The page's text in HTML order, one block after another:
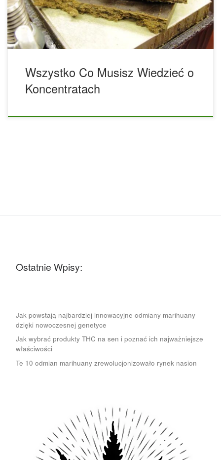
Koncentraty z marihuany stały się w ostatnich latach coraz
bardziej popularne ze względu na oferowanie […]
Wszystko Co Musisz Wiedzieć o
Koncentratach
Ostatnie Wpisy:
Jak powstają najbardziej innowacyjne odmiany marihuany
dzięki nowoczesnej genetyce
Jak wybrać produkty THC na sen i poznać ich najważniejsze
właściwości
Te 10 odmian marihuany zrewolucjonizowało rynek nasion